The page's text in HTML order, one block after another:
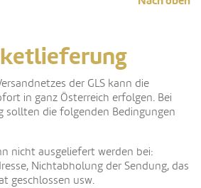
der GLS kann die
in ganz Österreich erfolgen. Bei
sollten die folgenden Bedingungen
nicht ausgeliefert werden bei:
Nichtabholung der Sendung, das
geschlossen usw.